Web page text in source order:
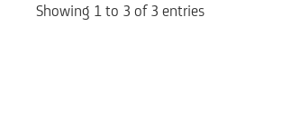
Showing 1 to 3 of 3 entries